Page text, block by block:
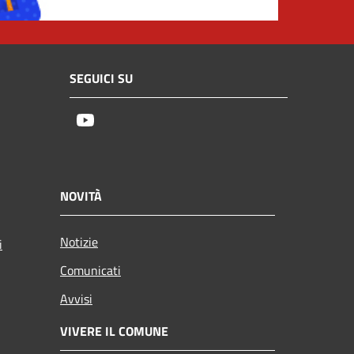
SEGUICI SU
NOVITÀ
Notizie
Comunicati
Avvisi
VIVERE IL COMUNE